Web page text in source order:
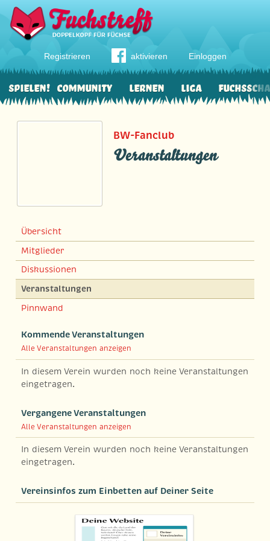
Registrieren aktivieren Einloggen
Community Lernen Liga
Spielen!
BW-Fanclub
Veranstaltungen
Übersicht
Mitglieder
Diskussionen
Veranstaltungen
Pinnwand
Kommende Veranstaltungen
Alle Veranstaltungen anzeigen
In diesem Verein wurden noch keine Veranstaltungen
eingetragen.
Vergangene Veranstaltungen
Alle Veranstaltungen anzeigen
In diesem Verein wurden noch keine Veranstaltungen
eingetragen.
Vereinsinfos zum Einbetten auf Deiner Seite